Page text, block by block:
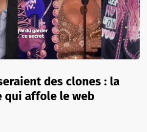
des clones : la
affole le web